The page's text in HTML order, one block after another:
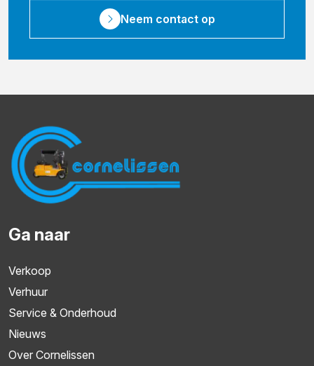
Neem contact op
Ga naar
Verkoop
Verhuur
Service & Onderhoud
Nieuws
Over Cornelissen